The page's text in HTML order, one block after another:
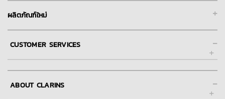
+
ผลิตภัณฑ์ใหม่
-
CUSTOMER SERVICES
FAQs คำถามที่พบบ่อย -
ABOUT CLARINS